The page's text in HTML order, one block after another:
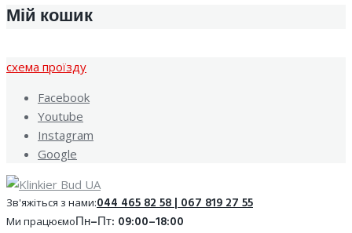
Мій кошик
cхема проїзду
Facebook
Youtube
Instagram
Google
Зв'яжіться з нами:044 465 82 58 | 067 819 27 55
Ми працюємоПн–Пт: 09:00–18:00